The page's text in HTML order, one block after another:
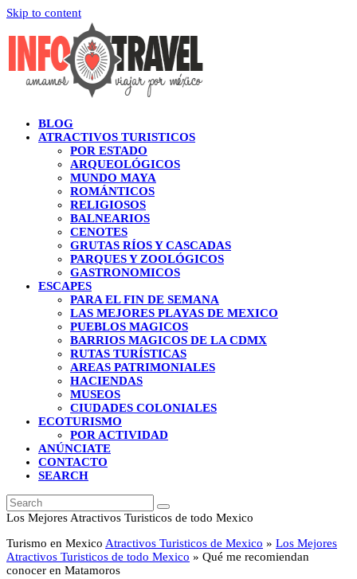
Skip to content
BLOG
ATRACTIVOS TURISTICOS
POR ESTADO
ARQUEOLÓGICOS
MUNDO MAYA
ROMÁNTICOS
RELIGIOSOS
BALNEARIOS
CENOTES
GRUTAS RÍOS Y CASCADAS
PARQUES Y ZOOLÓGICOS
GASTRONOMICOS
ESCAPES
PARA EL FIN DE SEMANA
LAS MEJORES PLAYAS DE MEXICO
PUEBLOS MAGICOS
BARRIOS MAGICOS DE LA CDMX
RUTAS TURÍSTICAS
AREAS PATRIMONIALES
HACIENDAS
MUSEOS
CIUDADES COLONIALES
ECOTURISMO
POR ACTIVIDAD
ANÚNCIATE
CONTACTO
SEARCH
Search
Submit
Los Mejores Atractivos Turisticos de todo Mexico
Turismo en Mexico Atractivos Turisticos de Mexico » Los Mejores
Atractivos Turisticos de todo Mexico » Qué me recomiendan
conocer en Matamoros